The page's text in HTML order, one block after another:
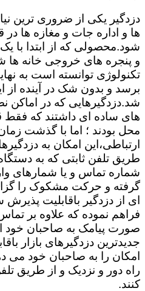
دزدگیر یکی از ضروری ترین
ها و اداره جات و مغازه ها
شود.محصولی که از ابتدا با
و پنجره های خروجی خانه ها
تکنولوژی توانسته است به
برسد و بدون شک در آینده از
شد.دزدگیرهایی که در اماکن
های ساده ای داشتند که فقط
محل بودند ؛ اما با گذشت
ارتباطی،این امکان به
طریق تلفن ثابتی که به
شماره تماس و یا شمارهای
گرفته و حرکت مشکوک را
ای از دزدگیر باقابلیت
فراهم نموده که علاوه بر
صورت پیامک به صاحبان خود
جدیدترین دزدگیرهای بازار
امکان را به صاحبان خود می
راه دور و نزدیک و از طریق
کنند.